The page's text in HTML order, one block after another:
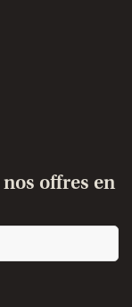
offres en